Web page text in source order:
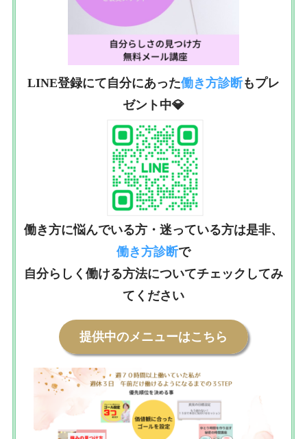
LINE登録にて自分にあった働き方診断もプレ
ゼント中💎
働き方に悩んでいる方・迷っている方は是非、
働き方診断で
自分らしく働ける方法についてチェックしてみ
てください
提供中のメニューはこちら